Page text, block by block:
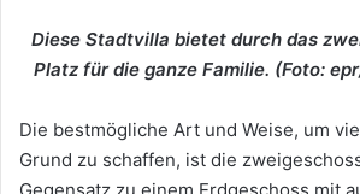
Diese Stadtvilla bietet durch das
Platz für die ganze Familie. (Foto:
Die bestmögliche Art und Weise, um
Grund zu schaffen, ist die